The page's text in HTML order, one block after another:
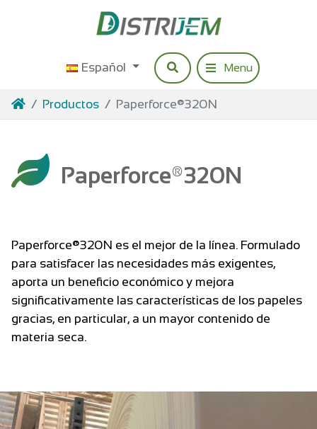
Acceder al contenido
Español Investigación
Menu
Navigation
HogarProductos Paperforce®320N
Paperforce®320N
Paperforce®320N es el mejor de la línea. Formulado
para satisfacer las necesidades más exigentes,
aporta un beneficio económico y mejora
significativamente las características de los papeles
gracias, en particular, a un mayor contenido de
materia seca.